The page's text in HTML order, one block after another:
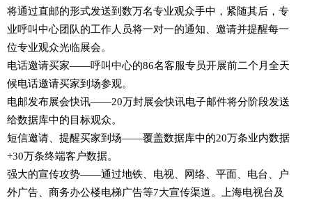
将通过直邮的形式发送到数万名专业观众手中，紧随其后，专
业呼叫中心团队的工作人员将一对一的通知、邀请并提醒每一
位专业观众光临展会。
电话邀请买家——呼叫中心的86名客服专员开展前二个月全天
候电话邀请买家到场参观。
电邮发布展会快讯——20万封展会快讯电子邮件将分阶段发送
给数据库中的目标观众。
短信邀请、提醒买家到场——覆盖数据库中的20万条业内数据
+30万条终端客户数据。
强大的宣传攻势——通过地铁、电视、网络、平面、电台、户
外广告、商务办公楼电梯广告等7大宣传渠道。上海电视台及